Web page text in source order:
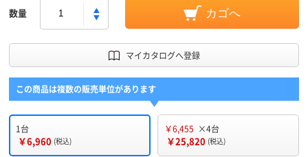
数量 カゴへ
マイカタログへ登録
この商品は複数の販売単位があります
1台
￥6,960 (税込)
￥6,455 ×4台
￥25,820 (税込)